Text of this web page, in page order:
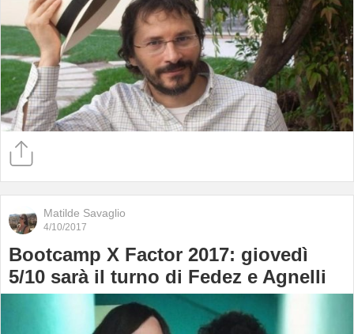
Matilde Savaglio
4/10/2017
Bootcamp X Factor 2017: giovedì
5/10 sarà il turno di Fedez e Agnelli